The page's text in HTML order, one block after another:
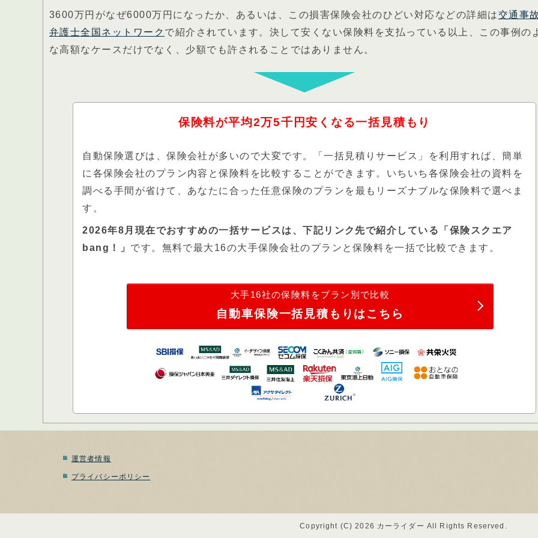
3600万円がなぜ6000万円になったか、あるいは、この損害保険会社のひどい対応などの詳細は交通事
弁護士全国ネットワーク で紹介されています。決して安くない保険料を支払っている以上、この事例の
な高額なケースだけでなく、少額でも許されることではありません。
保険料が平均2万5千円安くなる一括見積もり
自動保険選びは、保険会社が多いので大変です。「一括見積りサービス」を利用すれば、簡単
に各保険会社のプラン内容と保険料を比較することができます。いちいち各保険会社の資料を
調べる手間が省けて、あなたに合った任意保険のプランを最もリーズナブルな保険料で選べま
す。
2026年8月現在でおすすめの一括サービスは、下記リンク先で紹介している「保険スクエア
bang！」 です。無料で最大16の大手保険会社のプランと保険料を一括で比較できます。
大手16社の保険料をプラン別で比較
自動車保険一括見積もりはこちら
運営者情報
プライバシーポリシー
Copyright (C) 2026 カーライダー All Rights Reserved.